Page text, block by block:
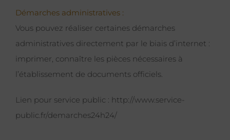
Démarches administratives :
Vous pouvez réaliser certaines démarches
administratives directement par le biais d’internet :
imprimer, connaître les pièces nécessaires à
l’établissement de documents officiels.
Lien pour service public : http://www.service-
public.fr/demarches24h24/